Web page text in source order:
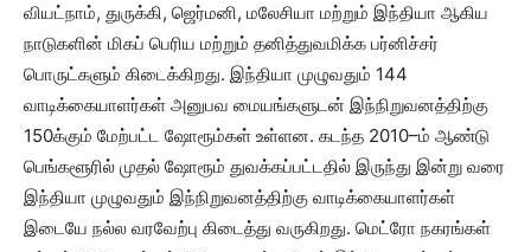
வியட்நாம், துருக்கி, ஜெர்மனி, மலேசியா மற்றும் இந்தியா ஆகிய
நாடுகளின் மிகப் பெரிய மற்றும் தனித்துவமிக்க பர்னிச்சர்
பொருட்களும் கிடைக்கிறது. இந்தியா முழுவதும் 144
வாடிக்கையாளர்கள் அனுபவ மையங்களுடன் இந்நிறுவனத்திற்கு
150க்கும் மேற்பட்ட ஷோரூம்கள் உள்ளன. கடந்த 2010–ம் ஆண்டு
பெங்களூரில் முதல் ஷோரூம் துவக்கப்பட்டதில் இருந்து இன்று வரை
இந்தியா முழுவதும் இந்நிறுவனத்திற்கு வாடிக்கையாளர்கள்
இடையே நல்ல வரவேற்பு கிடைத்து வருகிறது. மெட்ரோ நகரங்கள்